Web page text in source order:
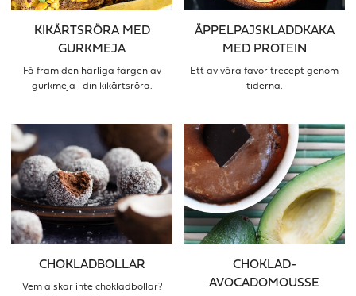
KIKÄRTSRÖRA MED
GURKMEJA
Få fram den härliga färgen av
gurkmeja i din kikärtsröra.
ÄPPELPAJSKLADDKAKA
MED PROTEIN
Ett av våra favoritrecept genom
tiderna.
CHOKLADBOLLAR
Vem älskar inte chokladbollar?
CHOKLAD-
AVOCADOMOUSSE